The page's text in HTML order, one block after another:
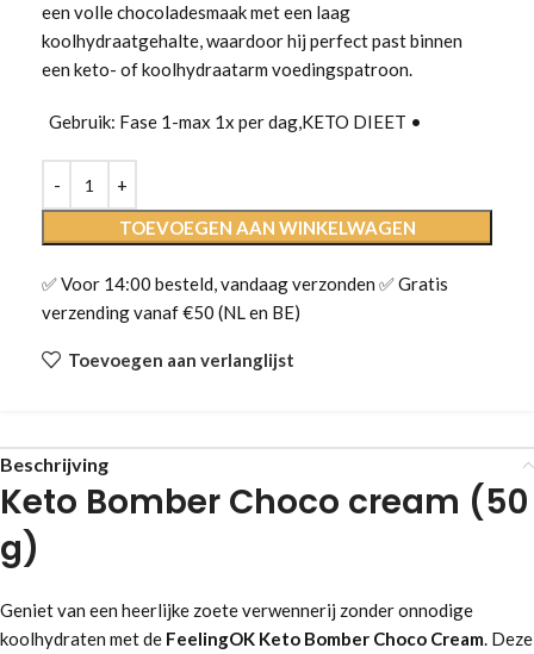
een volle chocoladesmaak met een laag
koolhydraatgehalte, waardoor hij perfect past binnen
een keto- of koolhydraatarm voedingspatroon.
Gebruik: Fase 1-max 1x per dag,KETO DIEET •
TOEVOEGEN AAN WINKELWAGEN
✅ Voor 14:00 besteld, vandaag verzonden ✅ Gratis
verzending vanaf €50 (NL en BE)
Toevoegen aan verlanglijst
Beschrijving
Keto Bomber Choco cream (50
g)
Geniet van een heerlijke zoete verwennerij zonder onnodige
koolhydraten met de FeelingOK Keto Bomber Choco Cream. Deze